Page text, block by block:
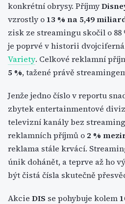
konkrétní obrysy. Příjmy
vzrostly o 13 % na 5,49
zisk ze streamingu skočil o 88
je poprvé v historii
Variety. Celkové reklamní
5 %, tažené právě
Jenže jedno číslo v reportu
zbytek entertainmentové
televizní kanály bez
reklamních příjmů o 2 %
reklama stále krvácí.
únik dohánět, a teprve až ho
být čistá čísla skutečně
Akcie DIS se pohybuje kolem